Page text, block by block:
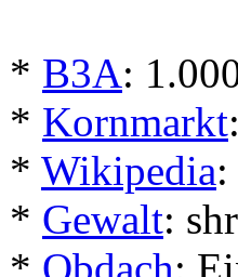
* B3A:
* Kornmarkt
* Wikipedia
* Gewalt:
* Obdach: